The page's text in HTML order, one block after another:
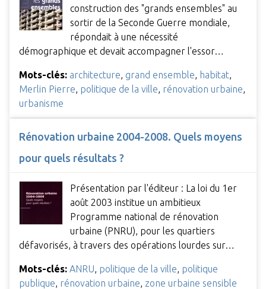
construction des "grands ensembles" au
sortir de la Seconde Guerre mondiale,
répondait à une nécessité
démographique et devait accompagner l'essor…
Mots-clés: architecture grand ensemble habitat
Merlin Pierre politique de la ville rénovation urbaine
urbanisme
Rénovation urbaine 2004-2008. Quels moyens
pour quels résultats ?
Présentation par l'éditeur : La loi du 1er
août 2003 institue un ambitieux
Programme national de rénovation
urbaine (PNRU), pour les quartiers
défavorisés, à travers des opérations lourdes sur…
Mots-clés: ANRU, politique de la ville, politique
publique, rénovation urbaine, zone urbaine sensible